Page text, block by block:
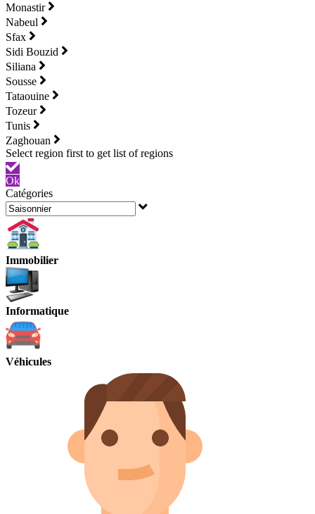
Monastir
Nabeul
Sfax
Sidi Bouzid
Siliana
Sousse
Tataouine
Tozeur
Tunis
Zaghouan
Ok
Catégories
Immobilier
Informatique
Véhicules